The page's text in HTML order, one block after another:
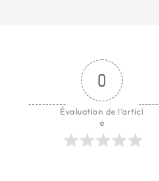
0
Évaluation de l'articl
e